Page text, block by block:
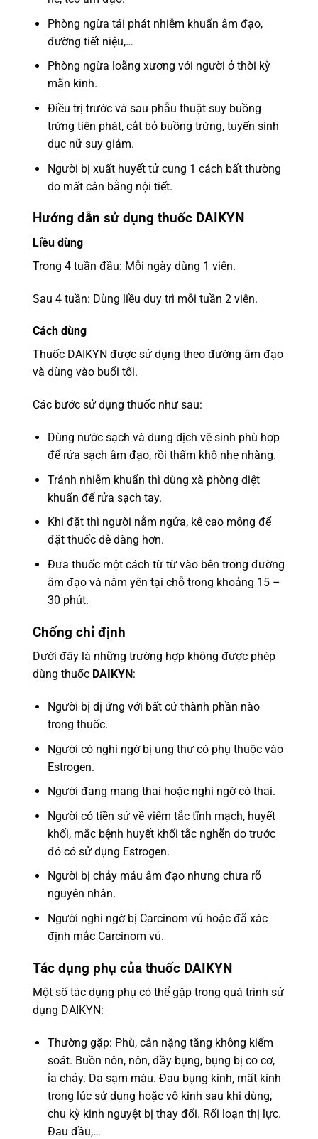
Phòng ngừa tái phát nhiễm khuẩn âm đạo,
đường tiết niệu,…
Phòng ngừa loãng xương với người ở thời kỳ
mãn kinh.
Điều trị trước và sau phẫu thuật suy buồng
trứng tiên phát, cắt bỏ buồng trứng, tuyến sinh
dục nữ suy giảm.
Người bị xuất huyết tử cung 1 cách bất thường
do mất cân bằng nội tiết.
Hướng dẫn sử dụng thuốc DAIKYN
Liều dùng
Trong 4 tuần đầu: Mỗi ngày dùng 1 viên.
Sau 4 tuần: Dùng liều duy trì mỗi tuần 2 viên.
Cách dùng
Thuốc DAIKYN được sử dụng theo đường âm đạo
và dùng vào buổi tối.
Các bước sử dụng thuốc như sau:
Dùng nước sạch và dung dịch vệ sinh phù hợp
để rửa sạch âm đạo, rồi thấm khô nhẹ nhàng.
Tránh nhiễm khuẩn thì dùng xà phòng diệt
khuẩn để rửa sạch tay.
Khi đặt thì người nằm ngửa, kê cao mông để
đặt thuốc dễ dàng hơn.
Đưa thuốc một cách từ từ vào bên trong đường
âm đạo và nằm yên tại chỗ trong khoảng 15 –
30 phút.
Chống chỉ định
Dưới đây là những trường hợp không được phép
dùng thuốc DAIKYN :
Người bị dị ứng với bất cứ thành phần nào
trong thuốc.
Người có nghi ngờ bị ung thư có phụ thuộc vào
Estrogen.
Người đang mang thai hoặc nghi ngờ có thai.
Người có tiền sử về viêm tắc tĩnh mạch, huyết
khối, mắc bệnh huyết khối tắc nghẽn do trước
đó có sử dụng Estrogen.
Người bị chảy máu âm đạo nhưng chưa rõ
nguyên nhân.
Người nghi ngờ bị Carcinom vú hoặc đã xác
định mắc Carcinom vú.
Tác dụng phụ của thuốc DAIKYN
Một số tác dụng phụ có thể gặp trong quá trình sử
dụng DAIKYN:
Thường gặp: Phù, cân nặng tăng không kiểm
soát. Buồn nôn, nôn, đầy bụng, bụng bị co cơ,
ỉa chảy. Da sạm màu. Đau bụng kinh, mất kinh
trong lúc sử dụng hoặc vô kinh sau khi dùng,
chu kỳ kinh nguyệt bị thay đổi. Rối loạn thị lực.
Đau đầu,…